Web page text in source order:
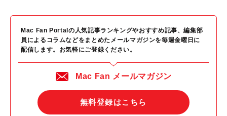
Mac Fan Portalの人気記事ランキングやおすすめ記事、編集部
員によるコラムなどをまとめたメールマガジンを毎週金曜日に
配信します。お気軽にご登録ください。
Mac Fan メールマガジン
無料登録はこちら